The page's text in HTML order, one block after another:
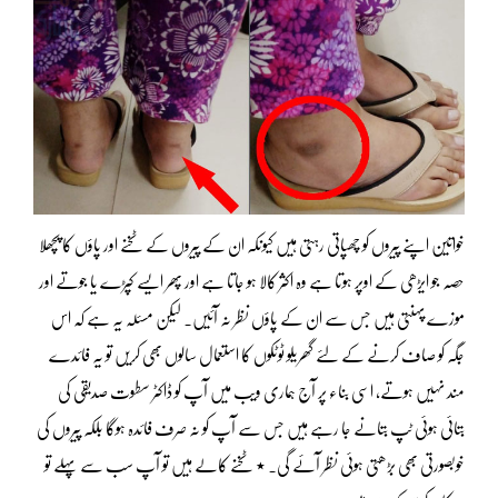
خواتین اپنے پیروں کو چھپاتی رہتی ہیں کیونکہ ان کے پیروں کے ٹخنے اور پاؤں کا پچھلا
حصہ جو ایڑھی کے اوپر ہوتا ہے وہ اکثر کالا ہو جاتا ہے اور پھر ایسے کپڑے یا جوتے اور
موزے پہنتی ہیں جس سے ان کے پاؤں نظر نہ آئیں۔ لیکن مسئلہ یہ ہے کہ اس
جگہ کو صاف کرنے کے لئے گھریلو ٹوٹکوں کا استعمال سالوں بھی کریں تو یہ فائدے
مند نہیں ہوتے، اسی بناء پر آج ہماری ویب میں آپ کو ڈاکٹر سطوت صدیقی کی
بتائی ہوئی ٹپ بتانے جا رہے ہیں جس سے آپ کو نہ صرف فائدہ ہوگا بلکہ پیروں کی
خوبصورتی بھی بڑھتی ہوئی نظر آئے گی۔ ٭ ٹخنے کالے ہیں تو آپ سب سے پہلے تو